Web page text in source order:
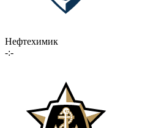
Нефтехимик
-:-